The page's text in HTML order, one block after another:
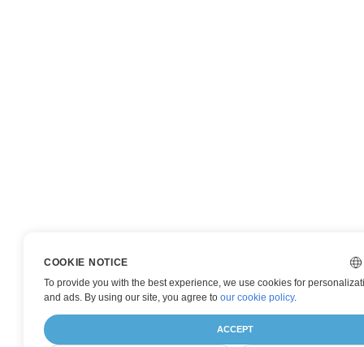
COOKIE NOTICE
To provide you with the best experience, we use cookies for
and ads. By using our site, you agree to our cookie policy.
ACCEPT